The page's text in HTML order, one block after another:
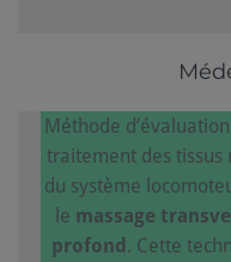
Méthode
traitement des tissus
du système
le massage
profond . Cette